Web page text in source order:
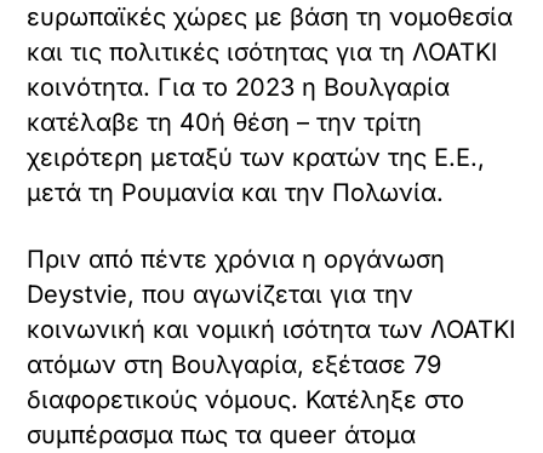
ευρωπαϊκές χώρες με βάση τη νομοθεσία
και τις πολιτικές ισότητας για τη ΛΟΑΤΚΙ
κοινότητα. Για το 2023 η Βουλγαρία
κατέλαβε τη 40ή θέση – την τρίτη
χειρότερη μεταξύ των κρατών της Ε.Ε.,
μετά τη Ρουμανία και την Πολωνία.
Πριν από πέντε χρόνια η οργάνωση
Deystvie, που αγωνίζεται για την
κοινωνική και νομική ισότητα των ΛΟΑΤΚΙ
ατόμων στη Βουλγαρία, εξέτασε 79
διαφορετικούς νόμους. Κατέληξε στο
συμπέρασμα πως τα queer άτομα